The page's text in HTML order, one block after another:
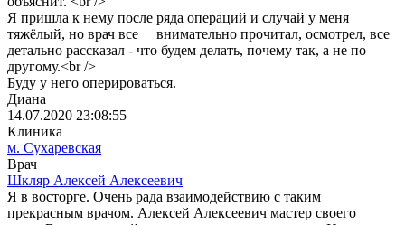
Я пришла к нему после ряда операций и случай у меня
тяжёлый, но врач все внимательно прочитал, осмотрел, все
детально рассказал - что будем делать, почему так, а не по
другому.<br />
Буду у него оперироваться.
Диана
14.07.2020 23:08:55
Клиника
м. Сухаревская
Врач
Шкляр Алексей Алексеевич
Я в восторге. Очень рада взаимодействию с таким
прекрасным врачом. Алексей Алексеевич мастер своего